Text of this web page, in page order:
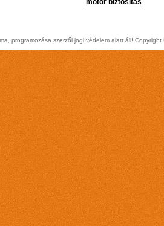
motor biztosítás
programozása szerzői jogi védelem alatt áll!